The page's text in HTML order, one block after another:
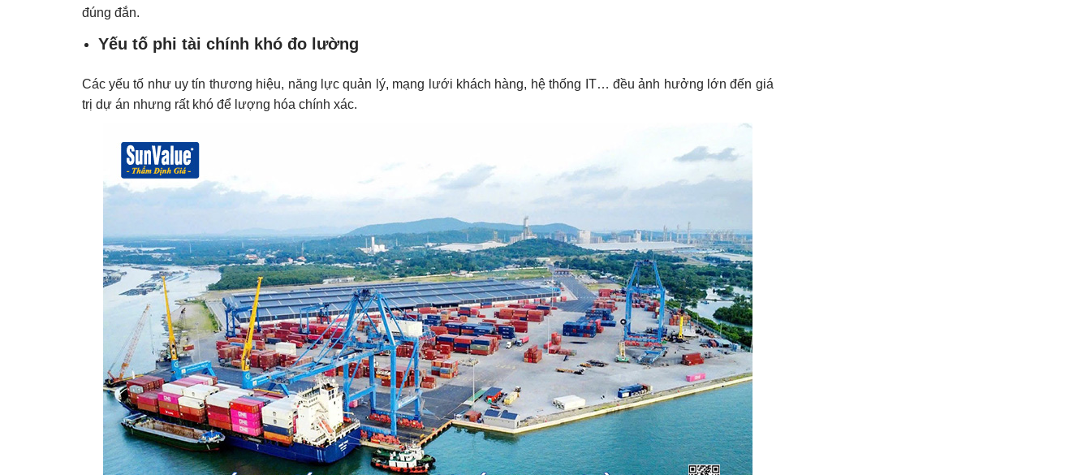
đúng đắn.
Yếu tố phi tài chính khó đo lường
Các yếu tố như uy tín thương hiệu, năng lực quản lý, mạng lưới khách hàng, hệ thống IT… đều ảnh hưởng lớn đến giá
trị dự án nhưng rất khó để lượng hóa chính xác.